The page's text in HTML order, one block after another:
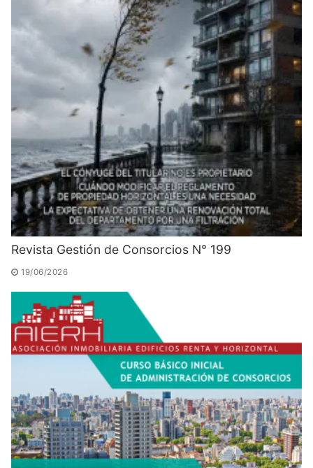
Revista Gestión de Consorcios N° 199
19/06/2026